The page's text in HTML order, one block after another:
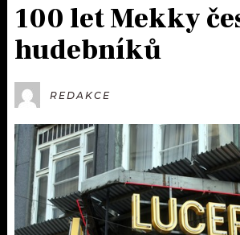
ČLÁNKY
HUDBA
ROZHOVORY
#NEBUDUDOMA
KALENDÁŘ
JAK NALADIT
RÁDIO
APLIKACE
PROGRAM
SOUTĚŽE
100 let Mekky
hudebníků
REDAKCE